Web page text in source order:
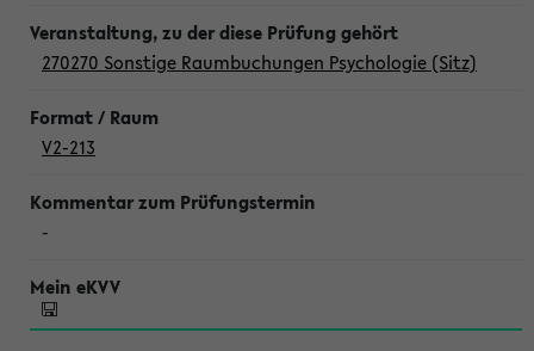
270270 Sonstige Raumbuchungen Psychologie (Sitz)
V2-213
-